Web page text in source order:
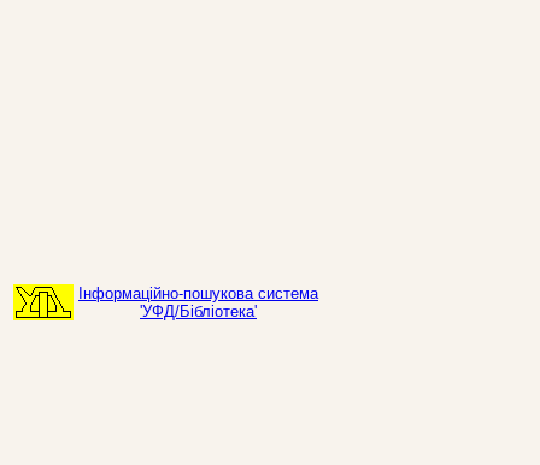
Інформаційно-пошукова система
'УФД/Бібліотека'